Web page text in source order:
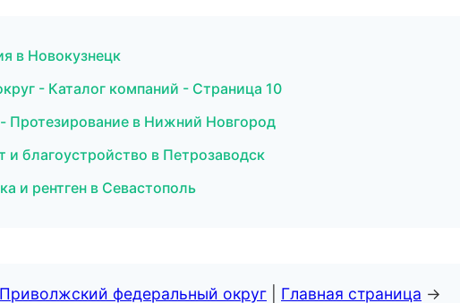
в Новокузнецк
- Каталог компаний - Страница 10
Протезирование в Нижний Новгород
благоустройство в Петрозаводск
и рентген в Севастополь
федеральный округ Главная страница →